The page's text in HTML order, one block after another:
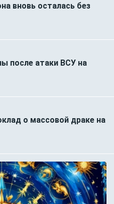
вновь осталась без
после атаки ВСУ на
о массовой драке на